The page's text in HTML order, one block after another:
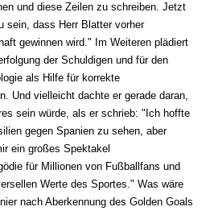
und diese Zeilen zu schreiben. Jetzt
sein, dass Herr Blatter vorher
gewinnen wird." Im Weiteren plädiert
der Schuldigen und für den
als Hilfe für korrekte
Und vielleicht dachte er gerade daran,
sein würde, als er schrieb: "Ich hoffte
gegen Spanien zu sehen, aber
ein großes Spektakel
für Millionen von Fußballfans und
Werte des Sportes." Was wäre
nach Aberkennung des Golden Goals